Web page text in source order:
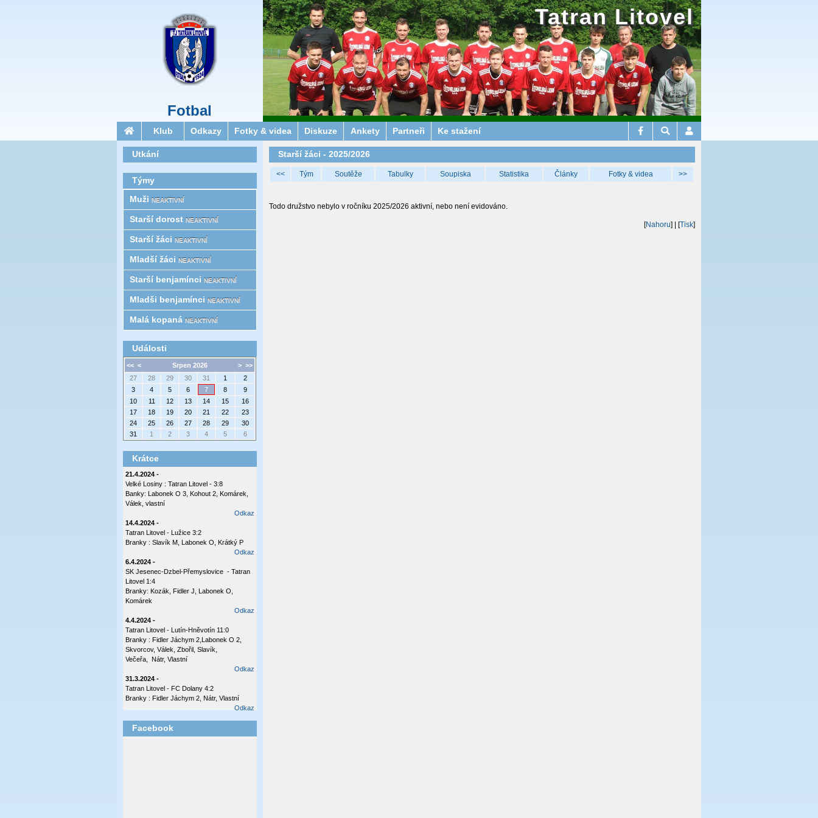
Fotbal
Tatran Litovel
Klub Odkazy Fotky & videa Diskuze Ankety Partneři Ke stažení
Starší žáci - 2025/2026
<< Tým Soutěže Tabulky Soupiska Statistika Články Fotky & videa >>
Todo družstvo nebylo v ročníku 2025/2026 aktivní, nebo není evidováno.
[Nahoru] | [Tisk]
Utkání
Týmy
Muži NEAKTIVNÍ
Starší­ dorost NEAKTIVNÍ
Starší žáci NEAKTIVNÍ
Mladší žáci NEAKTIVNÍ
Starší benjamínci NEAKTIVNÍ
Mladši benjamínci NEAKTIVNÍ
Malá kopaná NEAKTIVNÍ
Události
<< < > >>
Srpen 2026
27
28 29 30 31 1
2
3
4 5 6 7 8
9
10
11 12 13 14 15
16
17
18 19 20 21 22
23
24
25 26 27 28 29
30
31
1 2 3 4 5 6
Krátce
21.4.2024 -
Velké Losiny : Tatran Litovel - 3:8
Banky: Labonek O 3, Kohout 2, Komárek,
Válek, vlastní
Odkaz
14.4.2024 -
Tatran Litovel - Lužice 3:2
Branky : Slavík M, Labonek O, Krátký P
Odkaz
6.4.2024 -
SK Jesenec-Dzbel-Přemyslovice - Tatran
Litovel 1:4
Branky: Kozák, Fidler J, Labonek O,
Komárek
Odkaz
4.4.2024 -
Tatran Litovel - Lutín-Hněvotín 11:0
Branky : Fidler Jáchym 2,Labonek O 2,
Skvorcov, Válek, Zbořil, Slavík,
Večeřa, Nátr, Vlastní
Odkaz
31.3.2024 -
Tatran Litovel - FC Dolany 4:2
Branky : Fidler Jáchym 2, Nátr, Vlastní
Odkaz
Tatran Litovel - Plumlov 3:0
Branky: Labonek O 2 , Válek
Facebook